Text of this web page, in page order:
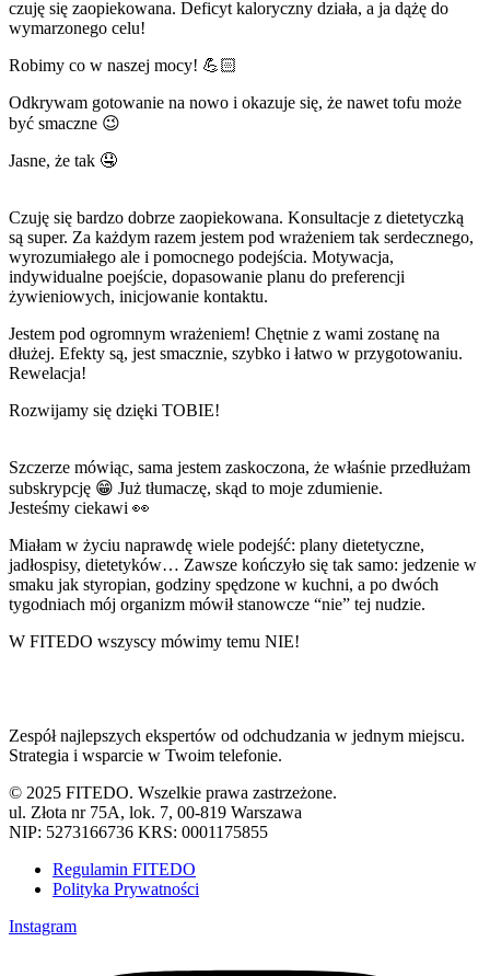
czuję się zaopiekowana. Deficyt kaloryczny działa, a ja dążę do
wymarzonego celu!
Robimy co w naszej mocy! 💪🏻
Odkrywam gotowanie na nowo i okazuje się, że nawet tofu może
być smaczne 😉
Jasne, że tak 🤤
Czuję się bardzo dobrze zaopiekowana. Konsultacje z dietetyczką
są super. Za każdym razem jestem pod wrażeniem tak serdecznego,
wyrozumiałego ale i pomocnego podejścia. Motywacja,
indywidualne poejście, dopasowanie planu do preferencji
żywieniowych, inicjowanie kontaktu.
Jestem pod ogromnym wrażeniem! Chętnie z wami zostanę na
dłużej. Efekty są, jest smacznie, szybko i łatwo w przygotowaniu.
Rewelacja!
Rozwijamy się dzięki TOBIE!
Szczerze mówiąc, sama jestem zaskoczona, że właśnie przedłużam
subskrypcję 😁 Już tłumaczę, skąd to moje zdumienie.
Jesteśmy ciekawi 👀
Miałam w życiu naprawdę wiele podejść: plany dietetyczne,
jadłospisy, dietetyków… Zawsze kończyło się tak samo: jedzenie w
smaku jak styropian, godziny spędzone w kuchni, a po dwóch
tygodniach mój organizm mówił stanowcze “nie” tej nudzie.
W FITEDO wszyscy mówimy temu NIE!
Zespół najlepszych ekspertów od odchudzania w jednym miejscu.
Strategia i wsparcie w Twoim telefonie.
© 2025 FITEDO. Wszelkie prawa zastrzeżone.
ul. Złota nr 75A, lok. 7, 00-819 Warszawa
NIP: 5273166736 KRS: 0001175855
Regulamin FITEDO
Polityka Prywatności
Instagram